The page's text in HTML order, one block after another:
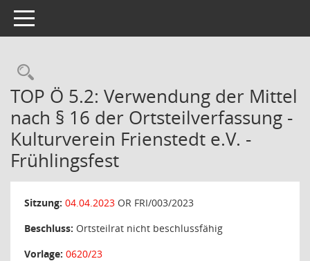
Toggle navigation
Rechercheauswahl
TOP Ö 5.2: Verwendung der Mittel
nach § 16 der Ortsteilverfassung -
Kulturverein Frienstedt e.V. -
Frühlingsfest
Sitzung: 04.04.2023 OR FRI/003/2023
Beschluss: Ortsteilrat nicht beschlussfähig
Vorlage: 0620/23